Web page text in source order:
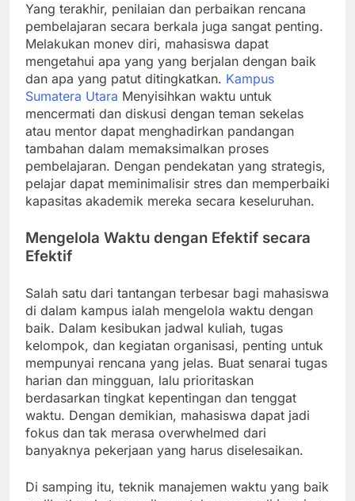
Yang terakhir, penilaian dan perbaikan rencana
pembelajaran secara berkala juga sangat penting.
Melakukan monev diri, mahasiswa dapat
mengetahui apa yang yang berjalan dengan baik
dan apa yang patut ditingkatkan. Kampus
Sumatera Utara Menyisihkan waktu untuk
mencermati dan diskusi dengan teman sekelas
atau mentor dapat menghadirkan pandangan
tambahan dalam memaksimalkan proses
pembelajaran. Dengan pendekatan yang strategis,
pelajar dapat meminimalisir stres dan memperbaiki
kapasitas akademik mereka secara keseluruhan.
Mengelola Waktu dengan Efektif secara
Efektif
Salah satu dari tantangan terbesar bagi mahasiswa
di dalam kampus ialah mengelola waktu dengan
baik. Dalam kesibukan jadwal kuliah, tugas
kelompok, dan kegiatan organisasi, penting untuk
mempunyai rencana yang jelas. Buat senarai tugas
harian dan mingguan, lalu prioritaskan
berdasarkan tingkat kepentingan dan tenggat
waktu. Dengan demikian, mahasiswa dapat jadi
fokus dan tak merasa overwhelmed dari
banyaknya pekerjaan yang harus diselesaikan.
Di samping itu, teknik manajemen waktu yang baik